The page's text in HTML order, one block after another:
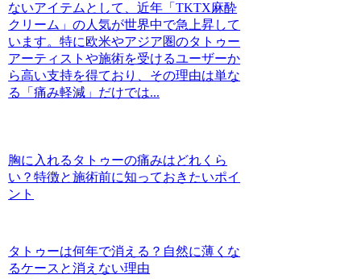
ないアイテムとして、近年「TKTX麻酔
クリーム」の人気が世界中で急上昇して
います。特に欧米やアジア圏のタトゥー
アーティストや施術を受けるユーザーか
ら高い支持を得ており、その理由は単な
る「痛み軽減」だけでは...
胸に入れるタトゥーの痛みはどれくら
い？特徴と施術前に知っておきたいポイ
ント
タトゥーは何年で消える？自然に薄くな
るケースと消えない理由